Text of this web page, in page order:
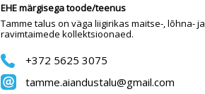
EHE märgisega toode/teenus
Tamme talus on väga liigirikas maitse-, lõhna- ja
ravimtaimede kollektsioonaed.
+372 5625 3075
tamme.aiandustalu@gmail.com